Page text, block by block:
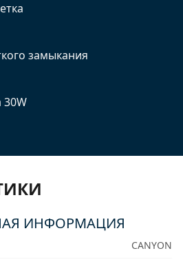
замыкания
30W
ИНФОРМАЦИЯ
CANYON